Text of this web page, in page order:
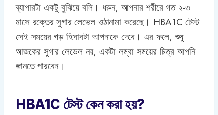
ব্যাপারটা একটু বুঝিয়ে বলি। ধরুন, আপনার শরীরে গত ২-৩
মাসে রক্তের সুগার লেভেল ওঠানামা করেছে। HBA1C টেস্ট
সেই সময়ের গড় হিসাবটা আপনাকে দেবে। এর ফলে, শুধু
আজকের সুগার লেভেল নয়, একটা লম্বা সময়ের চিত্র আপনি
জানতে পারবেন।
HBA1C টেস্ট কেন করা হয়?